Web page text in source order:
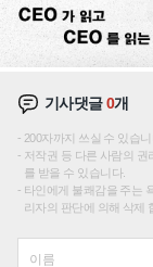
기사댓글0개
200자까지 쓰실 수 있습
저작권 등 다른 사람의 권
를 받을 수 있습니다.
타인에게 불쾌감을 주는
리자의 판단에 의해 삭제